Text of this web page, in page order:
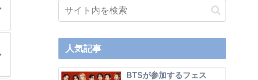
人気記事
BTSが参加するフェス